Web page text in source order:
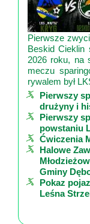
Pierwsze
Beskid Cieklin
2026 roku, na
meczu
rywalem był
Pierwszy
drużyny i
Pierwszy
powstaniu
Ćwiczenia
Halowe
Gminy
Pokaz
Leśna